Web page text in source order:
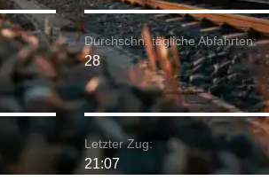
Durchschn. tägliche Abfahrten:
28
Letzter Zug:
21:07